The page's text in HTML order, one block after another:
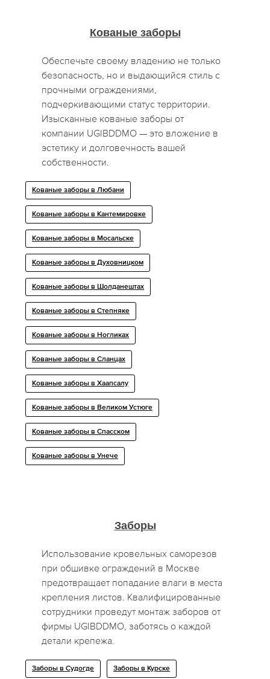
Кованые заборы
Обеспечьте своему владению не только
безопасность, но и выдающийся стиль с
прочными ограждениями,
подчеркивающими статус территории.
Изысканные кованые заборы от
компании UGIBDDMO — это вложение в
эстетику и долговечность вашей
собственности.
Кованые заборы в Любани
Кованые заборы в Кантемировке
Кованые заборы в Мосальске
Кованые заборы в Духовницком
Кованые заборы в Шолданештах
Кованые заборы в Степняке
Кованые заборы в Ногликах
Кованые заборы в Сланцах
Кованые заборы в Хаапсалу
Кованые заборы в Великом Устюге
Кованые заборы в Спасском
Кованые заборы в Унече
Заборы
Использование кровельных саморезов
при обшивке ограждений в Москве
предотвращает попадание влаги в места
крепления листов. Квалифицированные
сотрудники проведут монтаж заборов от
фирмы UGIBDDMO, заботясь о каждой
детали крепежа.
Заборы в Судогде Заборы в Курске